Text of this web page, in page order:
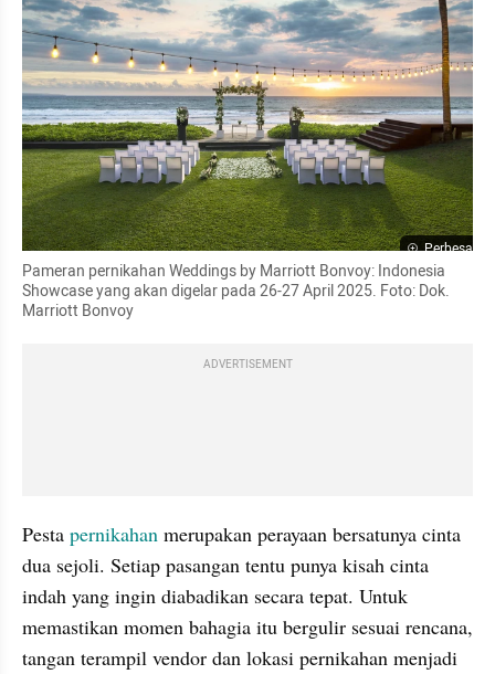
Perbesar
Pameran pernikahan Weddings by Marriott Bonvoy: Indonesia
Showcase yang akan digelar pada 26-27 April 2025. Foto: Dok.
Marriott Bonvoy
ADVERTISEMENT
Pesta pernikahan merupakan perayaan bersatunya cinta
dua sejoli. Setiap pasangan tentu punya kisah cinta
indah yang ingin diabadikan secara tepat. Untuk
memastikan momen bahagia itu bergulir sesuai rencana,
tangan terampil vendor dan lokasi pernikahan menjadi